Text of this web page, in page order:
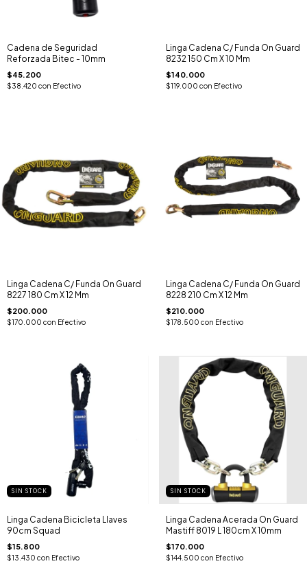
Cadena de Seguridad
Reforzada Bitec - 10mm
$45.200
$38.420 con Efectivo
Linga Cadena C/ Funda On Guard
8232 150 Cm X 10 Mm
$140.000
$119.000 con Efectivo
Linga Cadena C/ Funda On Guard
8227 180 Cm X 12 Mm
$200.000
$170.000 con Efectivo
Linga Cadena C/ Funda On Guard
8228 210 Cm X 12 Mm
$210.000
$178.500 con Efectivo
SIN STOCK
Linga Cadena Bicicleta Llaves
90cm Squad
$15.800
$13.430 con Efectivo
SIN STOCK
Linga Cadena Acerada On Guard
Mastiff 8019 L 180cm X 10mm
$170.000
$144.500 con Efectivo